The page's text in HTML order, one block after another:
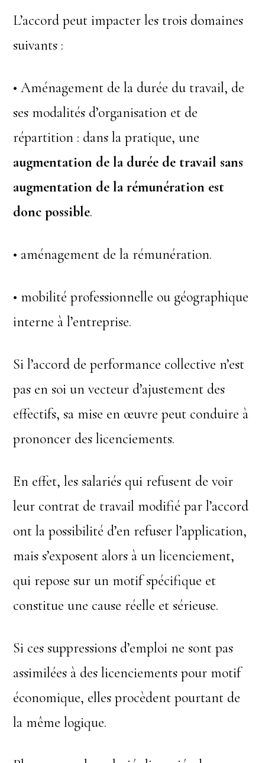
L’accord peut impacter les trois domaines
suivants :
• Aménagement de la durée du travail, de
ses modalités d’organisation et de
répartition : dans la pratique, une
augmentation de la durée de travail sans
augmentation de la rémunération est
donc possible.
• aménagement de la rémunération.
• mobilité professionnelle ou géographique
interne à l’entreprise.
Si l’accord de performance collective n’est
pas en soi un vecteur d’ajustement des
effectifs, sa mise en œuvre peut conduire à
prononcer des licenciements.
En effet, les salariés qui refusent de voir
leur contrat de travail modifié par l’accord
ont la possibilité d’en refuser l’application,
mais s’exposent alors à un licenciement,
qui repose sur un motif spécifique et
constitue une cause réelle et sérieuse.
Si ces suppressions d’emploi ne sont pas
assimilées à des licenciements pour motif
économique, elles procèdent pourtant de
la même logique.